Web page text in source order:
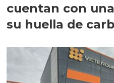
cuentan con
su huella de